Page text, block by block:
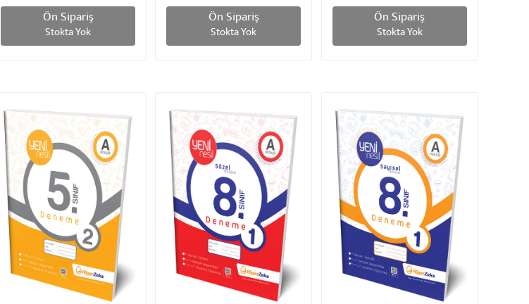
Ön Sipariş
Stokta Yok
Ön Sipariş
Stokta Yok
Ön Sipariş
Stokta Yok